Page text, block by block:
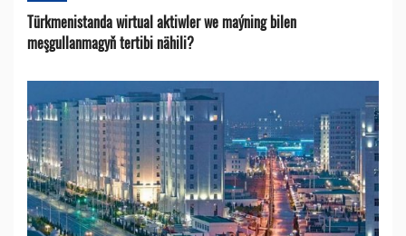
Türkmenistanda wirtual aktiwler we maýning bilen
meşgullanmagyň tertibi nähili?